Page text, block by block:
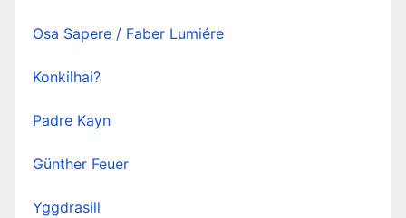
Osa Sapere / Faber Lumiére
Konkilhai?
Padre Kayn
Günther Feuer
Yggdrasill